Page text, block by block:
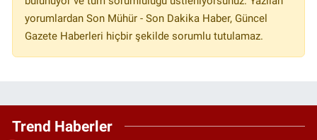
yorumlardan Son Mühür - Son Dakika Haber, Güncel
Gazete Haberleri hiçbir şekilde sorumlu tutulamaz.
Trend Haberler